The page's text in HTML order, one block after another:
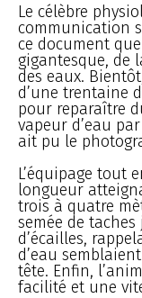
Le célèbre
communication
ce document
gigantesque, de
des eaux.
d’une trentaine
pour reparaître
vapeur d’eau
ait pu le
L’équipage tout
longueur
trois à quatre
semée de
d’écailles,
d’eau
tête. Enfin,
facilité et une